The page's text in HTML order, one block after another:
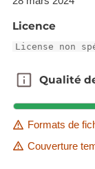
Licence
License non
Qualité des
Qualité
Formats de
Couverture